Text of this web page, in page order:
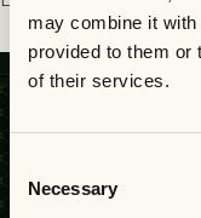
may combine it with
provided to them or
of their services.
Selection
Necessary